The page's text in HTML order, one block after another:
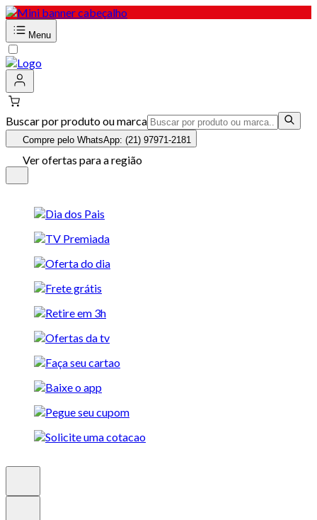
Menu
Buscar por produto ou marca
Compre pelo WhatsApp: (21) 97971-2181
Ver ofertas para a região